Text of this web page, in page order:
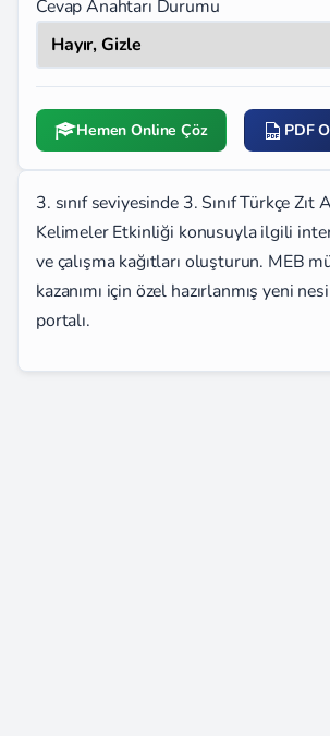
Cevap Anahtarı Durumu
Hemen Online Çöz PDF
3. sınıf seviyesinde 3. Sınıf Türkçe Zıt
Kelimeler Etkinliği konusuyla ilgili
ve çalışma kağıtları oluşturun. MEB
kazanımı için özel hazırlanmış yeni
portalı.